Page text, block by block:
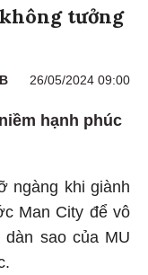
tưởng
26/05/2024 09:00
hạnh phúc
ngàng khi giành
Man City để vô
dàn sao của MU